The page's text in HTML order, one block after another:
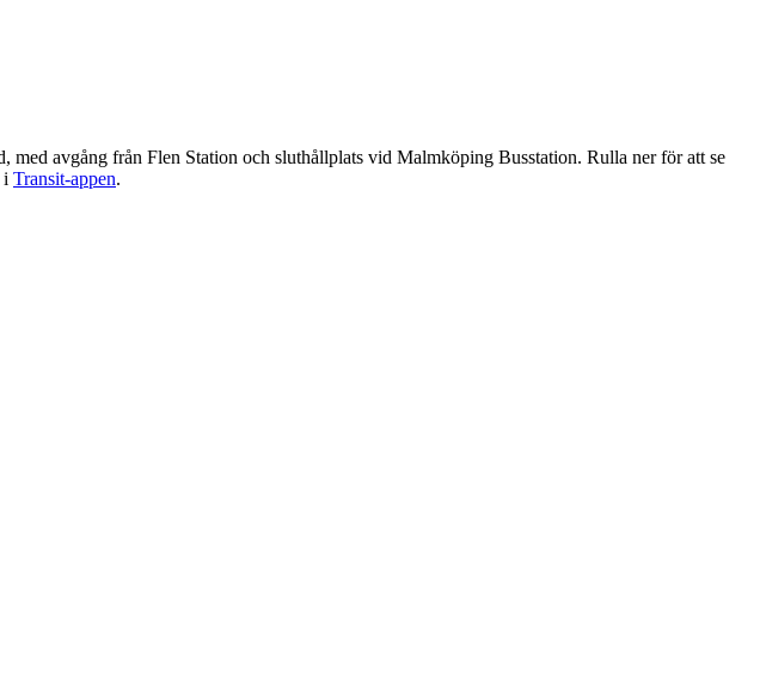
avgång från Flen Station och sluthållplats vid Malmköping Busstation. Rulla ner för att se
i Transit-appen.